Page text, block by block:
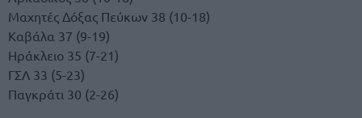
Μαχητές Δόξας Πεύκων 38 (10-18)
Καβάλα 37 (9-19)
Ηράκλειο 35 (7-21)
ΓΣΛ 33 (5-23)
Παγκράτι 30 (2-26)